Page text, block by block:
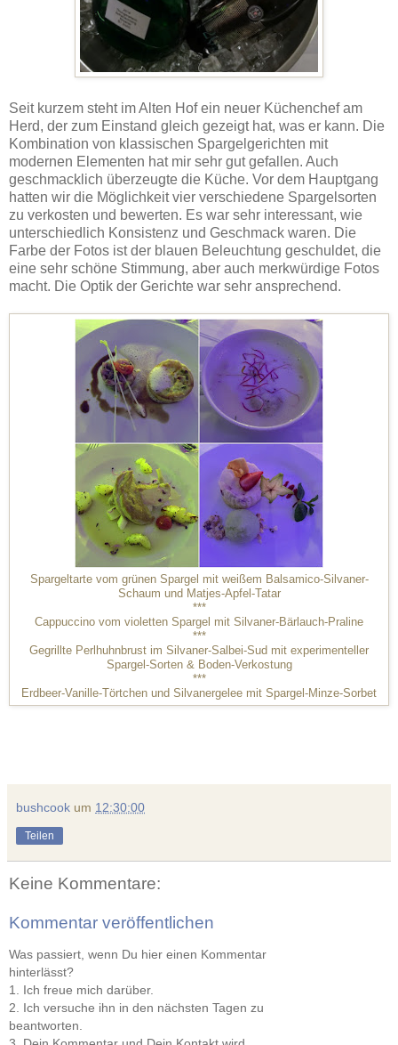
Seit kurzem steht im Alten Hof ein neuer Küchenchef am
Herd, der zum Einstand gleich gezeigt hat, was er kann. Die
Kombination von klassischen Spargelgerichten mit
modernen Elementen hat mir sehr gut gefallen. Auch
geschmacklich überzeugte die Küche. Vor dem Hauptgang
hatten wir die Möglichkeit vier verschiedene Spargelsorten
zu verkosten und bewerten. Es war sehr interessant, wie
unterschiedlich Konsistenz und Geschmack waren. Die
Farbe der Fotos ist der blauen Beleuchtung geschuldet, die
eine sehr schöne Stimmung, aber auch merkwürdige Fotos
macht. Die Optik der Gerichte war sehr ansprechend.
Spargeltarte vom grünen Spargel mit weißem Balsamico-Silvaner-
Schaum und Matjes-Apfel-Tatar
***
Cappuccino vom violetten Spargel mit Silvaner-Bärlauch-Praline
***
Gegrillte Perlhuhnbrust im Silvaner-Salbei-Sud mit experimenteller
Spargel-Sorten & Boden-Verkostung
***
Erdbeer-Vanille-Törtchen und Silvanergelee mit Spargel-Minze-Sorbet
bushcook um 12:30:00
Teilen
Keine Kommentare:
Kommentar veröffentlichen
Was passiert, wenn Du hier einen Kommentar
hinterlässt?
1. Ich freue mich darüber.
2. Ich versuche ihn in den nächsten Tagen zu
beantworten.